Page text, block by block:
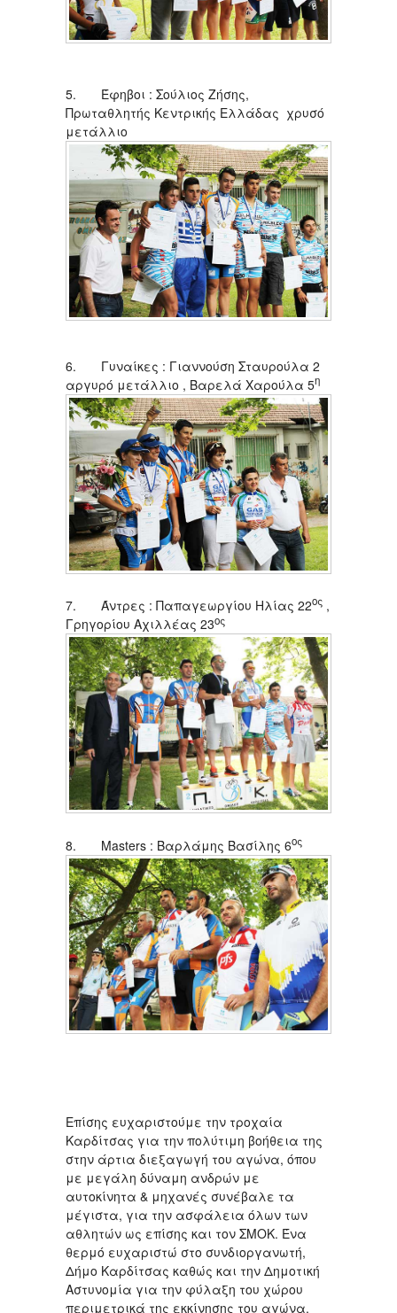
5. Έφηβοι : Σούλιος Ζήσης,
Πρωταθλητής Κεντρικής Ελλάδας χρυσό
μετάλλιο
6. Γυναίκες : Γιαννούση Σταυρούλα 2
αργυρό μετάλλιο , Βαρελά Χαρούλα 5η
7. Άντρες : Παπαγεωργίου Ηλίας 22ος ,
Γρηγορίου Αχιλλέας 23ος
8. Μasters : Βαρλάμης Βασίλης 6ος
Επίσης ευχαριστούμε την τροχαία
Καρδίτσας για την πολύτιμη βοήθεια της
στην άρτια διεξαγωγή του αγώνα, όπου
με μεγάλη δύναμη ανδρών με
αυτοκίνητα & μηχανές συνέβαλε τα
μέγιστα, για την ασφάλεια όλων των
αθλητών ως επίσης και τον ΣΜΟΚ. Ένα
θερμό ευχαριστώ στο συνδιοργανωτή,
Δήμο Καρδίτσας καθώς και την Δημοτική
Αστυνομία για την φύλαξη του χώρου
περιμετρικά της εκκίνησης του αγώνα.